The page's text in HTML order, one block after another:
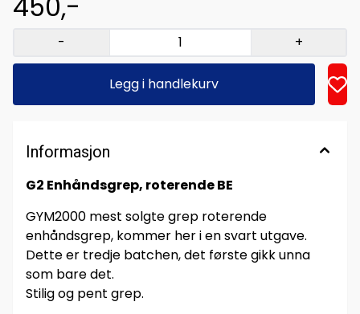
- +
Legg i handlekurv
Informasjon
G2 Enhåndsgrep, roterende BE
GYM2000 mest solgte grep roterende
enhåndsgrep, kommer her i en svart utgave.
Dette er tredje batchen, det første gikk unna
som bare det.
Stilig og pent grep.